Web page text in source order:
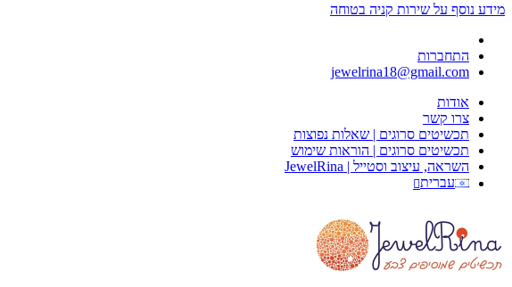
מידע נוסף על שירות קניה בטוחה
התחברות
jewelrina18@gmail.com
אודות
צרו קשר
תכשיטים סרוגים | שאלות נפוצות
תכשיטים סרוגים | הוראות שימוש
השראה, עיצוב וסטייל | JewelRina
עברית